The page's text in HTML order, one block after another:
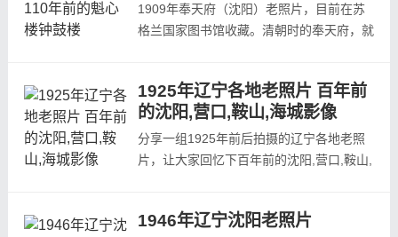
墙上往内城...
1909年奉天府（沈阳）老照片，目前在苏
格兰国家图书馆收藏。清朝时的奉天府，就
在。到了1657年，满清在沈阳设立奉天
府，寓意是"奉天承运"，因为此前沈阳就
叫"奉天"。以下照片为1909年清末时期拍
摄， 110年前的沈阳的魁心楼、钟鼓楼及城
1925年辽宁各地老照片 百年前
的沈阳,营口,鞍山,海城影像
分享一组1925年前后拍摄的辽宁各地老照
片，让大家回忆下百年前的沈阳,营口,鞍山,
密集的商铺和电线杆，很是繁华。1925
1946年辽宁沈阳老照片